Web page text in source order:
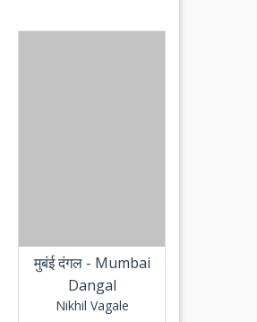
मुबंई दंगल - Mumbai
Dangal
Nikhil Vagale